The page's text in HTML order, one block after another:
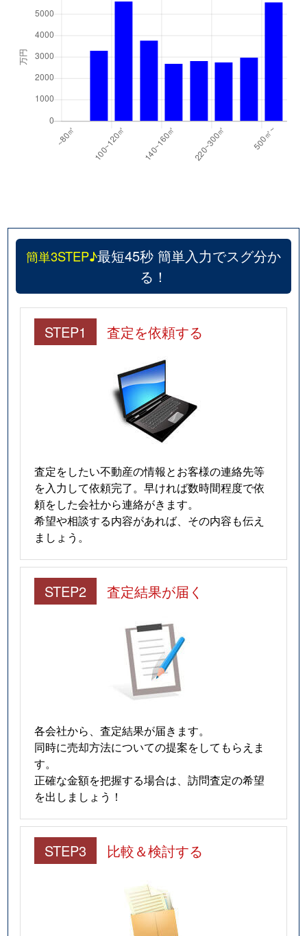
簡単3STEP♪最短45秒 簡単入力でスグ分か
る！
STEP1 査定を依頼する
査定をしたい不動産の情報とお客様の連絡先等
を入力して依頼完了。早ければ数時間程度で依
頼をした会社から連絡がきます。
希望や相談する内容があれば、その内容も伝え
ましょう。
STEP2 査定結果が届く
各会社から、査定結果が届きます。
同時に売却方法についての提案をしてもらえま
す。
正確な金額を把握する場合は、訪問査定の希望
を出しましょう！
STEP3 比較＆検討する